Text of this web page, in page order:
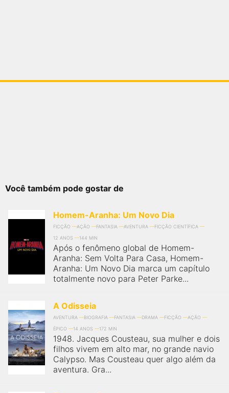
Você também pode gostar de
Homem-Aranha: Um Novo Dia
FICÇÃO AÇÃO FANTASIA AVENTURA
FICÇÃO CIENTÍFICA
12 ANOS
144 MIN
Após o fenômeno global de Homem-
Aranha: Sem Volta Para Casa, Homem-
Aranha: Um Novo Dia marca um capítulo
totalmente novo para Peter Parke...
A Odisseia
AVENTURA BIOGRAFIA FANTASIA DRAMA FICÇÃO
AÇÃO
ÉPICO
14 ANOS 172 MIN
1948. Jacques Cousteau, sua mulher e dois
filhos vivem em alto mar, no grande navio
Calypso. Mas Cousteau quer algo além da
aventura. Gra...